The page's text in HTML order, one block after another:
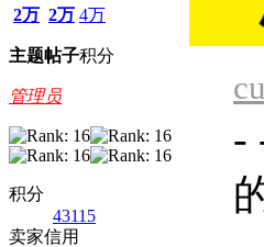
2万
主题
2万
帖子
4万
积分
管理员
积分
43115
卖家信用
-